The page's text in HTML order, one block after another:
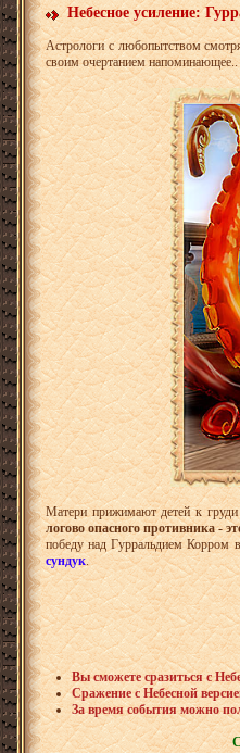
Небесное усиление:
Астрологи с любопытством
своим очертанием напоминающее..
Матери прижимают детей к
логово опасного противника -
победу над Гурральдием Корром
сундук.
Вы сможете сразиться с
Сражение сНебесной
За время события можно